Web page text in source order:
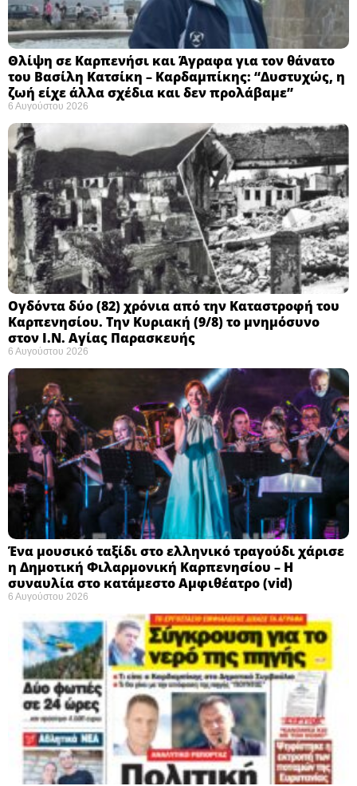
Θλίψη σε Καρπενήσι και Άγραφα για τον θάνατο
του Βασίλη Κατσίκη – Καρδαμπίκης: “Δυστυχώς, η
ζωή είχε άλλα σχέδια και δεν προλάβαμε”
6 Αυγούστου 2026
Ογδόντα δύο (82) χρόνια από την Καταστροφή του
Καρπενησίου. Την Κυριακή (9/8) το μνημόσυνο
στον Ι.Ν. Αγίας Παρασκευής
6 Αυγούστου 2026
Ένα μουσικό ταξίδι στο ελληνικό τραγούδι χάρισε
η Δημοτική Φιλαρμονική Καρπενησίου – Η
συναυλία στο κατάμεστο Αμφιθέατρο (vid)
6 Αυγούστου 2026